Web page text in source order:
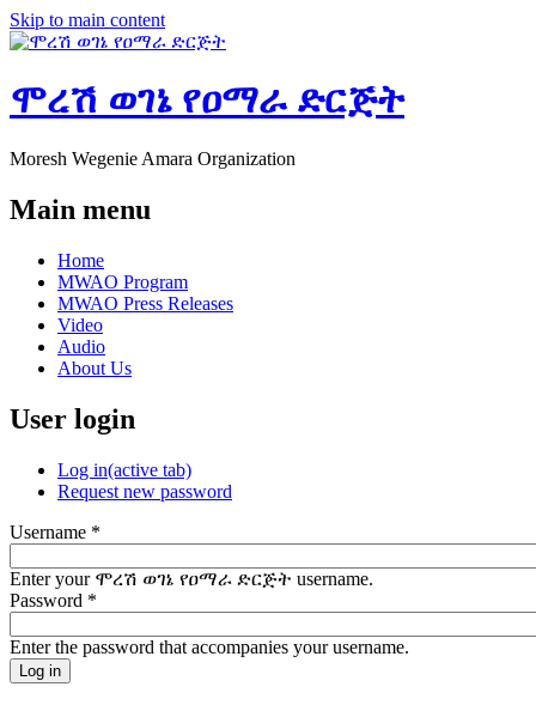
Skip to main content
ሞረሽ ወገኔ የዐማራ ድርጅት
Moresh Wegenie Amara Organization
Main menu
Home
MWAO Program
MWAO Press Releases
Video
Audio
About Us
User login
Log in(active tab)
Request new password
Username *
Enter your ሞረሽ ወገኔ የዐማራ ድርጅት username.
Password *
Enter the password that accompanies your username.